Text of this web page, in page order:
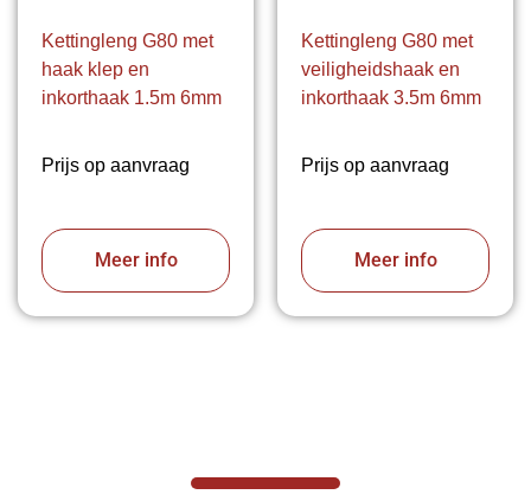
Kettingleng G80 met
haak klep en
inkorthaak 1.5m 6mm
Prijs op aanvraag
Meer info
Kettingleng G80 met
veiligheidshaak en
inkorthaak 3.5m 6mm
Prijs op aanvraag
Meer info